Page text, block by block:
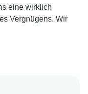
eine wirklich
Vergnügens. Wir